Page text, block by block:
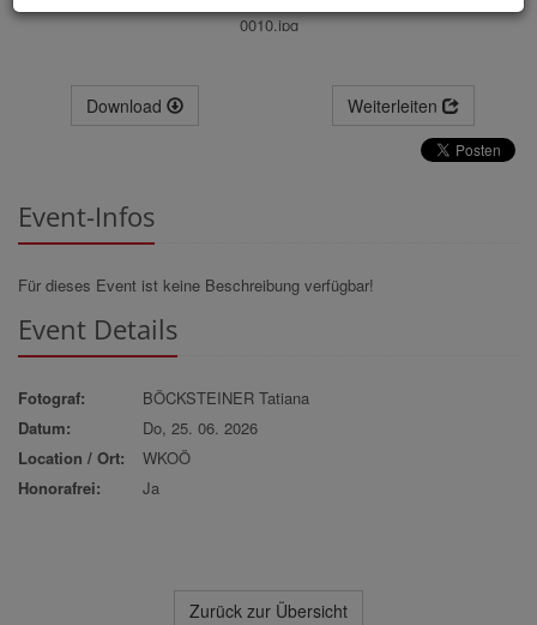
0010.jpg
Download Weiterleiten
Event-Infos
Für dieses Event ist keine Beschreibung verfügbar!
Event Details
Fotograf:
BÖCKSTEINER Tatiana
Datum:
Do, 25. 06. 2026
Location / Ort:
WKOÖ
Honorafrei:
Ja
Zurück zur Übersicht